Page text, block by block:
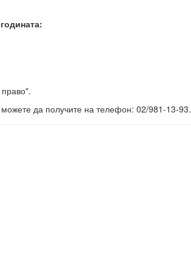
да получите на телефон: 02/981-13-93.